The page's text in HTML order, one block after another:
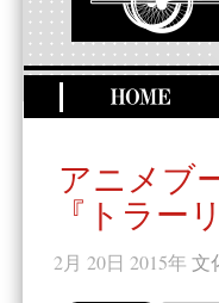
アニメブ
『トラー
2月 20日 2015年 文